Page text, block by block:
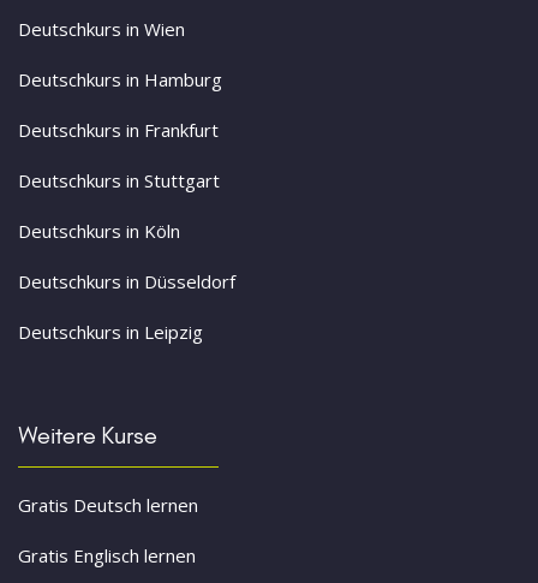
Deutschkurs in Wien
Deutschkurs in Hamburg
Deutschkurs in Frankfurt
Deutschkurs in Stuttgart
Deutschkurs in Köln
Deutschkurs in Düsseldorf
Deutschkurs in Leipzig
Weitere Kurse
Gratis Deutsch lernen
Gratis Englisch lernen